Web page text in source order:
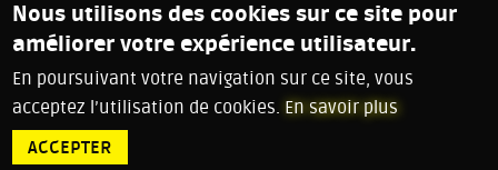
Nous utilisons des cookies sur ce site pour
améliorer votre expérience utilisateur.
En poursuivant votre navigation sur ce site, vous
acceptez l’utilisation de cookies. En savoir plus
ACCEPTER